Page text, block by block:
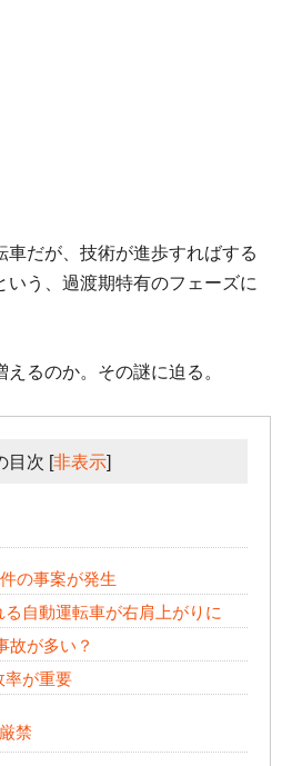
車だが、技術が進歩すればする
う、過渡期特有のフェーズに
るのか。その謎に迫る。
目次 [非表示]
の事案が発生
自動運転車が右肩上がりに
故が多い？
率が重要
禁